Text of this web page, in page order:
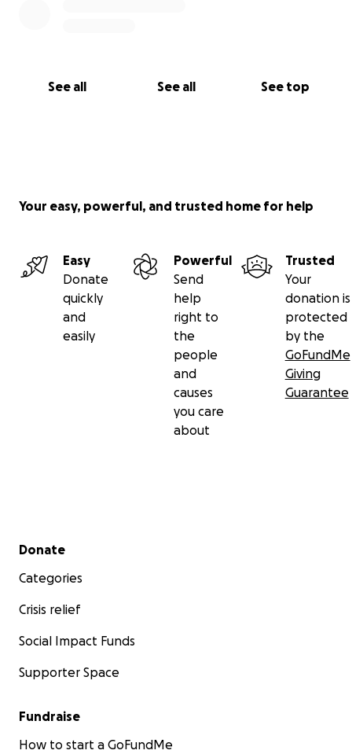
See all See all See top
Your easy, powerful, and trusted home for help
Easy
Donate
quickly
and
easily
Powerful
Send
help
right to
the
people
and
causes
you care
about
Trusted
Your
donation is
protected
by the
GoFundMe
Giving
Guarantee
Secondary menu
Donate
Categories
Crisis relief
Social Impact Funds
Supporter Space
Fundraise
How to start a GoFundMe